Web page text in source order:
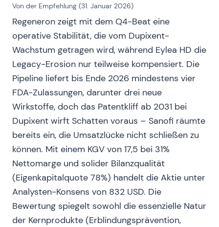
nicht wirksam sei – die US-Zulassung war
damit faktisch ausgesetzt[6],[4].
Sofortige Anlegersorgen um einen abrupten
Umsatzeinbruch bei REGEN‑COV; der Fokus
verlagerte sich entschieden auf die
Dauerhaftigkeit von EYLEA/Dupixent und die
Notwendigkeit von Antikörpern der nächsten
Generation
[6]
Scharfer Kursrückgang und Volatilitätsanstieg,
da der Markt die kurzfristigen COVID-Erlöse
aus der Bewertung herausnahm [1],[6].
Anfang 2022 – Schwenk zu Antikörpern
der nächsten Generation (First-in-
Human)
Regeneron gab bekannt, über eine Bibliothek
nächster-Generationen-Antikörper zu
verfügen, die gegen Omikron und andere
Varianten wirksam sind; für mindestens einen
Von der Empfehlung (31. Januar 2026)
Regeneron zeigt mit dem Q4-Beat eine
operative Stabilität, die vom Dupixent-
Wachstum getragen wird, während Eylea HD die
Legacy-Erosion nur teilweise kompensiert. Die
Pipeline liefert bis Ende 2026 mindestens vier
FDA-Zulassungen, darunter drei neue
Wirkstoffe, doch das Patentkliff ab 2031 bei
Dupixent wirft Schatten voraus – Sanofi räumte
bereits ein, die Umsatzlücke nicht schließen zu
können. Mit einem KGV von 17,5 bei 31%
Nettomarge und solider Bilanzqualität
(Eigenkapitalquote 78%) handelt die Aktie unter
Analysten-Konsens von 832 USD. Die
Bewertung spiegelt sowohl die essenzielle Natur
der Kernprodukte (Erblindungsprävention,